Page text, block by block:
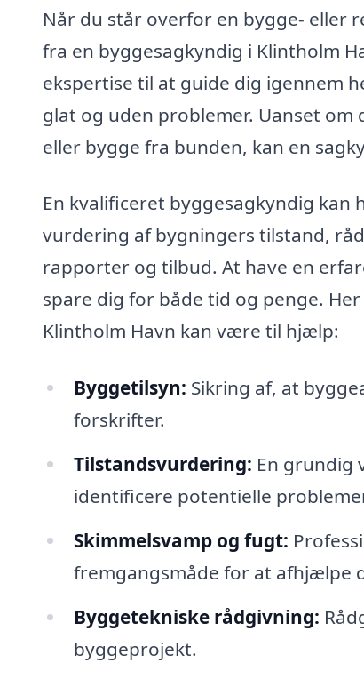
Når du står overfor en bygge- eller
fra en byggesagkyndig i Klintholm
ekspertise til at guide dig igennem
glat og uden problemer. Uanset
eller bygge fra bunden, kan en
En kvalificeret byggesagkyndig
vurdering af bygningers tilstand,
rapporter og tilbud. At have en
spare dig for både tid og penge.
Klintholm Havn kan være til hjælp:
Byggetilsyn: Sikring af, at
forskrifter.
Tilstandsvurdering: En grundig
identificere potentielle
Skimmelsvamp og fugt:
fremgangsmåde for at afhjælpe
Byggetekniske rådgivning:
byggeprojekt.